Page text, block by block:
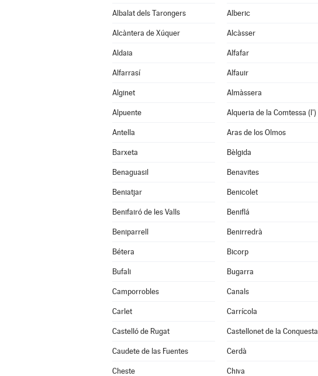
Albalat dels Tarongers Alberic
Alcàntera de Xúquer Alcàsser
Aldaia Alfafar
Alfarrasí Alfauir
Alginet Almàssera
Alpuente Alqueria de la Comtessa (l')
Antella Aras de los Olmos
Barxeta Bèlgida
Benaguasil Benavites
Beniatjar Benicolet
Benifairó de les Valls Beniflá
Beniparrell Benirredrà
Bétera Bicorp
Bufali Bugarra
Camporrobles Canals
Carlet Carrícola
Castelló de Rugat Castellonet de la Conquesta
Caudete de las Fuentes Cerdà
Cheste Chiva